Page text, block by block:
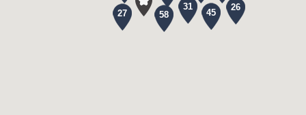
26
58 45
31
27